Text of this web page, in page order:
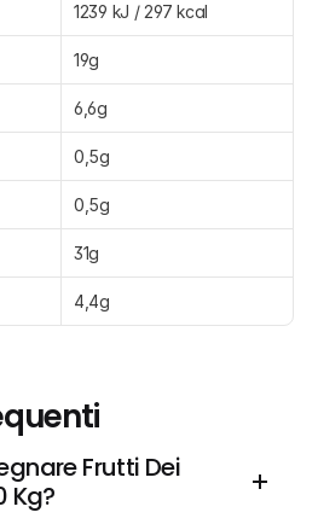
1239 kJ / 297 kcal
19g
6,6g
0,5g
0,5g
31g
4,4g
Frutti Dei
Kg?